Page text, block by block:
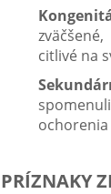
citlivé na
ochorenia
PRÍZNAKY